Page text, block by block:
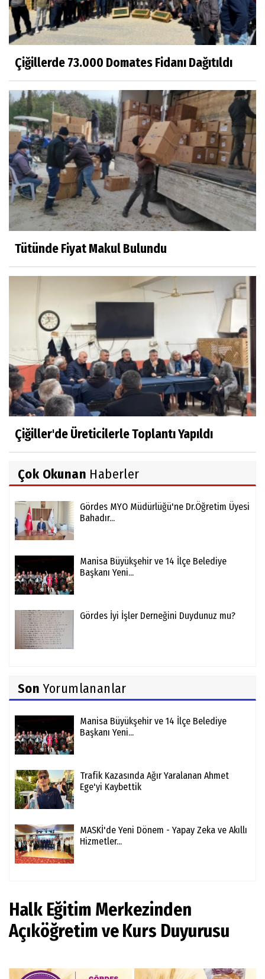
Çiğillerde 73.000 Domates Fidanı Dağıtıldı
Tütünde Fiyat Makul Bulundu
Çiğiller'de Üreticilerle Toplantı Yapıldı
Çok Okunan Haberler
Gördes MYO Müdürlüğü'ne Dr.Öğretim Üyesi
Bahadır...
Manisa Büyükşehir ve 14 İlçe Belediye
Başkanı Yeni...
Gördes İyi İşler Derneğini Duydunuz mu?
Son Yorumlananlar
Manisa Büyükşehir ve 14 İlçe Belediye
Başkanı Yeni...
Trafik Kazasında Ağır Yaralanan Ahmet
Ege'yi Kaybettik
MASKİ'de Yeni Dönem - Yapay Zeka ve Akıllı
Hizmetler...
Halk Eğitim Merkezinden
Açıköğretim ve Kurs Duyurusu